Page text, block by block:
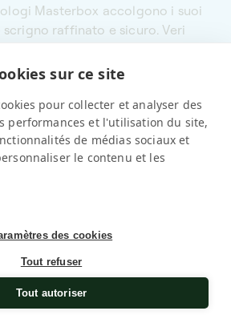
sur ce site
pour collecter et analyser des
performances et l'utilisation du site,
de médias sociaux et
le contenu et les
des cookies
Tout refuser
Tout autoriser
Masterbox accolgono i suoi
raffinato e sicuro. Veri
oltre la semplice conservazione:
generazione, mantengono in
oscillante dell’orologio,
interni e garantendo la
faire riconosciuto dalle più
unito a un’impeccabile